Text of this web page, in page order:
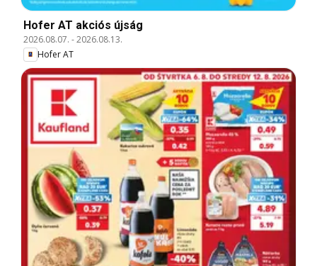
Hofer AT akciós újság
2026.08.07. -2026.08.13.
Hofer AT